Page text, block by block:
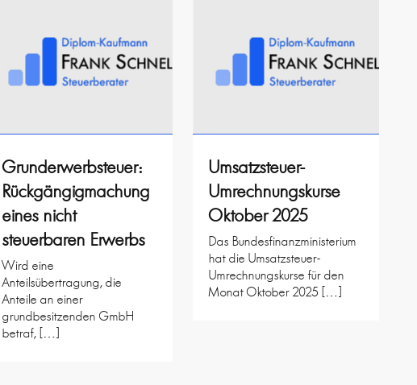
Grunderwerbsteuer:
Rückgängigmachung
eines nicht
steuerbaren Erwerbs
Wird eine
Anteilsübertragung, die
Anteile an einer
grundbesitzenden GmbH
betraf, […]
Umsatzsteuer-
Umrechnungskurse
Oktober 2025
Das Bundesfinanzministerium
hat die Umsatzsteuer-
Umrechnungskurse für den
Monat Oktober 2025 […]